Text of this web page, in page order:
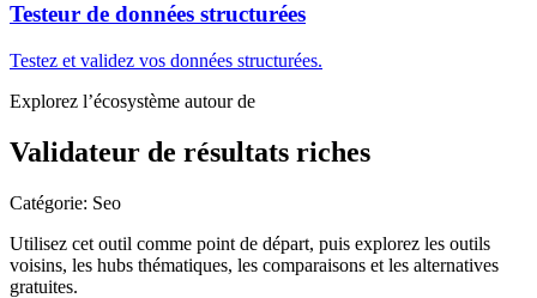
Testeur de données structurées
Testez et validez vos données structurées.
Explorez l’écosystème autour de
Validateur de résultats riches
Catégorie: Seo
Utilisez cet outil comme point de départ, puis explorez les outils
voisins, les hubs thématiques, les comparaisons et les alternatives
gratuites.